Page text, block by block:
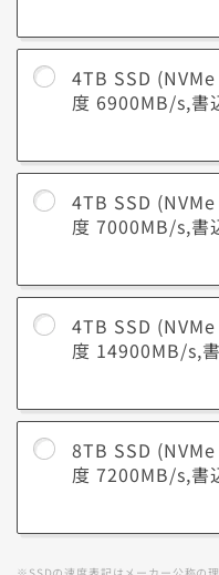
4TB SSD
度 6900MB/s,書
4TB SSD
度 7000MB/s,書
4TB SSD
度 14900MB/s,
8TB SSD
度 7200MB/s,書